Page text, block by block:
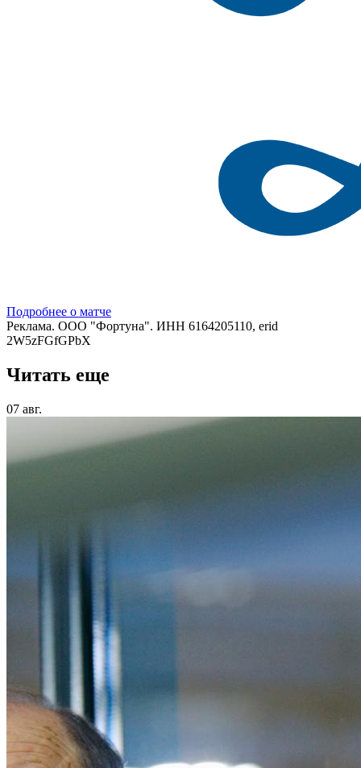
Подробнее о матче
Реклама. ООО "Фортуна". ИНН 6164205110, erid
2W5zFGfGPbX
Читать еще
07 авг.